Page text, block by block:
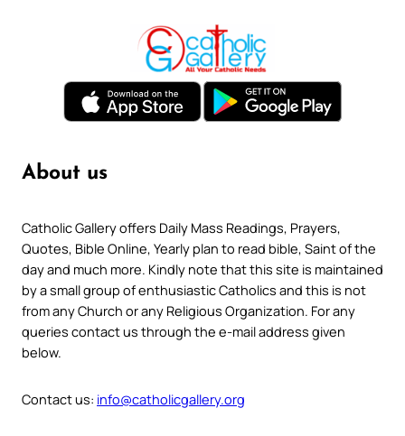
About us
Catholic Gallery offers Daily Mass Readings, Prayers,
Quotes, Bible Online, Yearly plan to read bible, Saint of the
day and much more. Kindly note that this site is maintained
by a small group of enthusiastic Catholics and this is not
from any Church or any Religious Organization. For any
queries contact us through the e-mail address given
below.
Contact us: info@catholicgallery.org